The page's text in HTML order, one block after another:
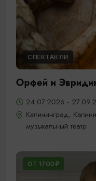
СПЕКТАКЛИ
Орфей и
24.07.2026 -
Калининград,
музыкальный театр
ОТ 1700₽